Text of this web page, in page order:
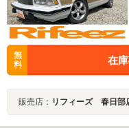
無
料
在
販売店： リフィーズ 春日部